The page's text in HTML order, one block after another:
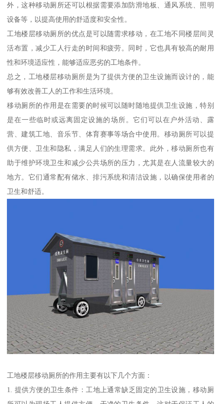
外，这种移动厕所还可以根据需要添加防滑地板、通风系统、照明
设备等，以提高使用的舒适度和安全性。
工地楼层移动厕所的优点是可以随需求移动，在工地不同楼层间灵
活布置，减少工人行走的时间和疲劳。同时，它也具有较高的耐用
性和环境适应性，能够适应恶劣的工地条件。
总之，工地楼层移动厕所是为了提供方便的卫生设施而设计的，能
够有效改善工人的工作和生活环境。
移动厕所的作用是在需要的时候可以随时随地提供卫生设施，特别
是在一些临时或远离固定设施的场所。它们可以在户外活动、露
营、建筑工地、音乐节、体育赛事等场合中使用。移动厕所可以提
供方便、卫生和隐私，满足人们的生理需求。此外，移动厕所也有
助于维护环境卫生和减少公共场所的压力，尤其是在人流量较大的
地方。它们通常配有储水、排污系统和清洁设施，以确保使用者的
卫生和舒适。
工地楼层移动厕所的作用主要有以下几个方面：
1. 提供方便的卫生条件：工地上通常缺乏固定的卫生设施，移动厕